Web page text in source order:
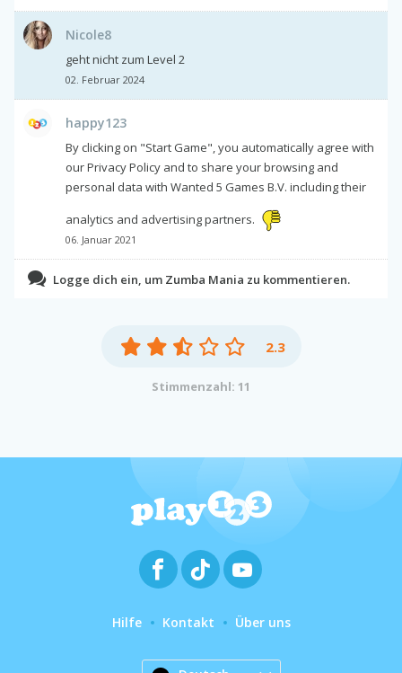
Nicole8
geht nicht zum Level 2
02. Februar 2024
happy123
By clicking on "Start Game", you automatically agree with
our Privacy Policy and to share your browsing and
personal data with Wanted 5 Games B.V. including their
analytics and advertising partners.
06. Januar 2021
Logge dich ein, um Zumba Mania zu kommentieren.
2.3
Stimmenzahl: 11
Hilfe Kontakt Über uns